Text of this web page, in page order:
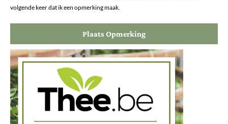
volgende keer dat ik een opmerking maak.